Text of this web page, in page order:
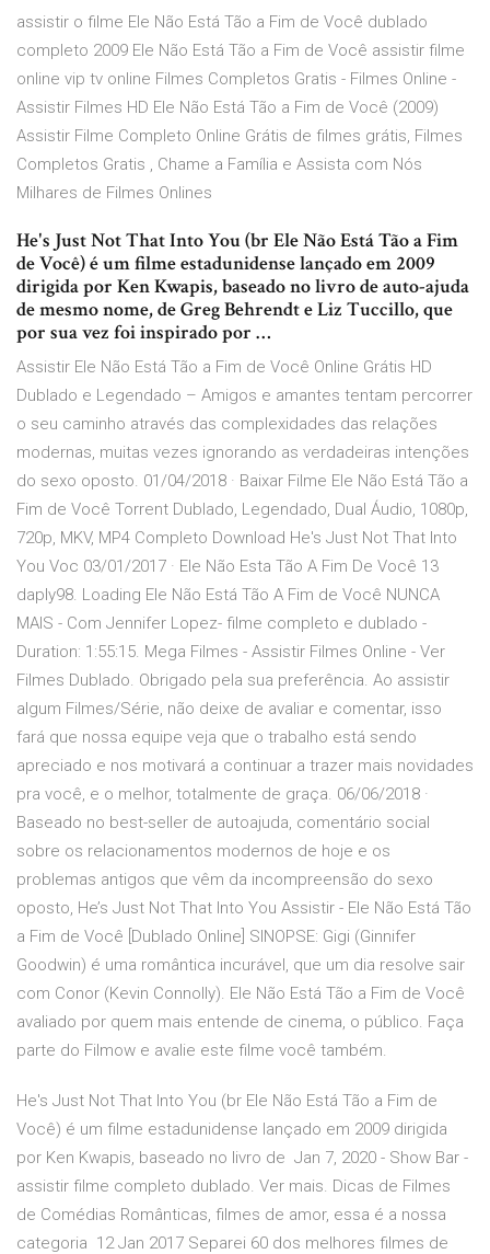
assistir o filme Ele Não Está Tão a Fim de Você dublado
completo 2009 Ele Não Está Tão a Fim de Você assistir filme
online vip tv online Filmes Completos Gratis - Filmes Online -
Assistir Filmes HD Ele Não Está Tão a Fim de Você (2009)
Assistir Filme Completo Online Grátis de filmes grátis, Filmes
Completos Gratis , Chame a Família e Assista com Nós
Milhares de Filmes Onlines
He's Just Not That Into You (br Ele Não Está Tão a Fim
de Você) é um filme estadunidense lançado em 2009
dirigida por Ken Kwapis, baseado no livro de auto-ajuda
de mesmo nome, de Greg Behrendt e Liz Tuccillo, que
por sua vez foi inspirado por …
Assistir Ele Não Está Tão a Fim de Você Online Grátis HD
Dublado e Legendado – Amigos e amantes tentam percorrer
o seu caminho através das complexidades das relações
modernas, muitas vezes ignorando as verdadeiras intenções
do sexo oposto. 01/04/2018 · Baixar Filme Ele Não Está Tão a
Fim de Você Torrent Dublado, Legendado, Dual Áudio, 1080p,
720p, MKV, MP4 Completo Download He's Just Not That Into
You Voc 03/01/2017 · Ele Não Esta Tão A Fim De Você 13
daply98. Loading Ele Não Está Tão A Fim de Você NUNCA
MAIS - Com Jennifer Lopez- filme completo e dublado -
Duration: 1:55:15. Mega Filmes - Assistir Filmes Online - Ver
Filmes Dublado. Obrigado pela sua preferência. Ao assistir
algum Filmes/Série, não deixe de avaliar e comentar, isso
fará que nossa equipe veja que o trabalho está sendo
apreciado e nos motivará a continuar a trazer mais novidades
pra você, e o melhor, totalmente de graça. 06/06/2018 ·
Baseado no best-seller de autoajuda, comentário social
sobre os relacionamentos modernos de hoje e os
problemas antigos que vêm da incompreensão do sexo
oposto, He’s Just Not That Into You Assistir - Ele Não Está Tão
a Fim de Você [Dublado Online] SINOPSE: Gigi (Ginnifer
Goodwin) é uma romântica incurável, que um dia resolve sair
com Conor (Kevin Connolly). Ele Não Está Tão a Fim de Você
avaliado por quem mais entende de cinema, o público. Faça
parte do Filmow e avalie este filme você também.
He's Just Not That Into You (br Ele Não Está Tão a Fim de
Você) é um filme estadunidense lançado em 2009 dirigida
por Ken Kwapis, baseado no livro de Jan 7, 2020 - Show Bar -
assistir filme completo dublado. Ver mais. Dicas de Filmes
de Comédias Românticas, filmes de amor, essa é a nossa
categoria 12 Jan 2017 Separei 60 dos melhores filmes de